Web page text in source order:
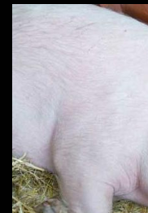
ПОРОДЫ СВИНЕЙ
Породы